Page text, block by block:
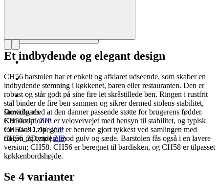
Downloads
CH56.zip|ZIP
CH56-2D.zip|ZIP
CH56_3D.zip|ZIP
Et indbydende og elegant design
CH56 barstolen har et enkelt og afklaret udseende, som skaber en
indbydende stemning i køkkenet, baren eller restauranten. Den er
robust og står godt på sine fire let skråstillede ben. Ringen i rustfrit
stål binder de fire ben sammen og sikrer dermed stolens stabilitet,
samtidig med at den danner passende støtte for brugerens fødder.
Konstruktionen er velovervejet med hensyn til stabilitet, og typisk
for Hans J. Wegner er benene gjort tykkest ved samlingen med
ringen og tyndere mod gulv og sæde. Barstolen fås også i en lavere
version; CH58. CH56 er beregnet til bardisken, og CH58 er tilpasset
køkkenbordshøjde.
Se 4 varianter